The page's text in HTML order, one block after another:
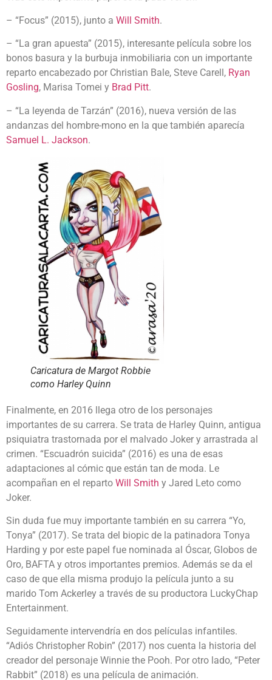
– “Focus” (2015), junto a Will Smith.
– “La gran apuesta” (2015), interesante película sobre los
bonos basura y la burbuja inmobiliaria con un importante
reparto encabezado por Christian Bale, Steve Carell, Ryan
Gosling, Marisa Tomei y Brad Pitt.
– “La leyenda de Tarzán” (2016), nueva versión de las
andanzas del hombre-mono en la que también aparecía
Samuel L. Jackson.
Caricatura de Margot Robbie
como Harley Quinn
Finalmente, en 2016 llega otro de los personajes
importantes de su carrera. Se trata de Harley Quinn, antigua
psiquiatra trastornada por el malvado Joker y arrastrada al
crimen. “Escuadrón suicida” (2016) es una de esas
adaptaciones al cómic que están tan de moda. Le
acompañan en el reparto Will Smith y Jared Leto como
Joker.
Sin duda fue muy importante también en su carrera “Yo,
Tonya” (2017). Se trata del biopic de la patinadora Tonya
Harding y por este papel fue nominada al Óscar, Globos de
Oro, BAFTA y otros importantes premios. Además se da el
caso de que ella misma produjo la película junto a su
marido Tom Ackerley a través de su productora LuckyChap
Entertainment.
Seguidamente intervendría en dos películas infantiles.
“Adiós Christopher Robin” (2017) nos cuenta la historia del
creador del personaje Winnie the Pooh. Por otro lado, “Peter
Rabbit” (2018) es una película de animación.